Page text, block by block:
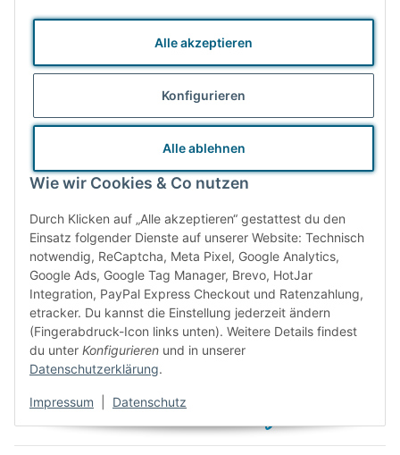
Alle akzeptieren
Konfigurieren
Alle ablehnen
Wie wir Cookies & Co nutzen
Durch Klicken auf „Alle akzeptieren“ gestattest du den
Einsatz folgender Dienste auf unserer Website: Technisch
notwendig, ReCaptcha, Meta Pixel, Google Analytics,
Google Ads, Google Tag Manager, Brevo, HotJar
Integration, PayPal Express Checkout und Ratenzahlung,
etracker. Du kannst die Einstellung jederzeit ändern
(Fingerabdruck-Icon links unten). Weitere Details findest
du unter Konfigurieren und in unserer
Datenschutzerklärung.
Impressum Datenschutz
Gratisversand ab
Beratung &
Gebrauchtes
Versandmaterial
Nachhaltiges
Produktdesign
Unsere Bewertungen